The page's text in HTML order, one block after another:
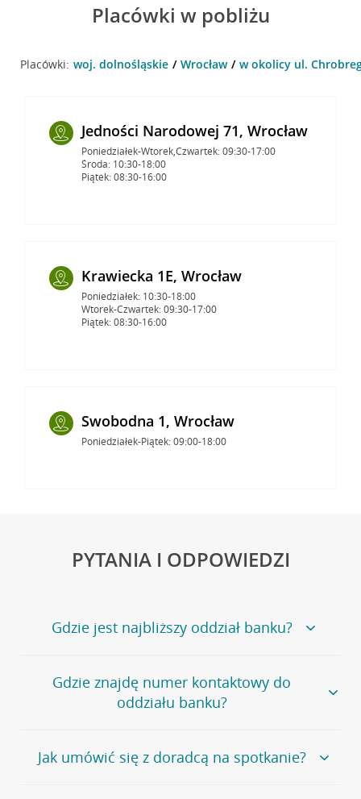
Placówki w pobliżu
Placówki: woj. dolnośląskie Wrocław w okolicy ul.
Jedności Narodowej 71, Wrocław
Poniedziałek-Wtorek,Czwartek: 09:30-17:00
Środa: 10:30-18:00
Piątek: 08:30-16:00
Krawiecka 1E, Wrocław
Poniedziałek: 10:30-18:00
Wtorek-Czwartek: 09:30-17:00
Piątek: 08:30-16:00
Swobodna 1, Wrocław
Poniedziałek-Piątek: 09:00-18:00
PYTANIA I ODPOWIEDZI
Gdzie jest najbliższy oddział banku?
Jeśli szukasz oddziału naszego banku, zapraszamy na
stronęPlacówki i bankomaty, na której znajduje się
wygodna wyszukiwarka.
oddziałów
Gdzie znajdę numer kontaktowy do
oddziału banku?
Bank Credit Agricole nie udostępnia ogólnego numeru
telefonu do placówki bankowej.
Jak umówić się z doradcą na spotkanie?